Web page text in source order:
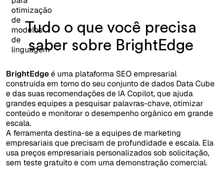
Tudo o que você precisa
saber sobre BrightEdge
BrightEdgeé uma plataforma SEO empresarial
construída em torno do seu conjunto de dados Data Cube
e das suas recomendações de IA Copilot, que ajuda
grandes equipes a pesquisar palavras-chave, otimizar
conteúdo e monitorar o desempenho orgânico em grande
escala.
A ferramenta destina-se a equipes de marketing
empresariais que precisam de profundidade e escala. Ela
usa preços empresariais personalizados sob solicitação,
sem teste gratuito e com uma demonstração comercial.